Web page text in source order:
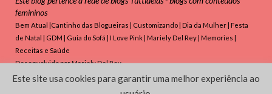
femininos
Bem Atual |Cantinho das Blogueiras | Customizando| Dia da Mulher| Festa
de Natal | GDM | Guia do Sofá | I Love Pink| Mariely Del Rey| Memories |
Receitas e Saúde
Desenvolvido porMariely Del Rey
Powered by WordPressandHitMag
Este site usa cookies para garantir uma melhor experiência ao